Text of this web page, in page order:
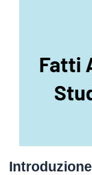
Introduzione